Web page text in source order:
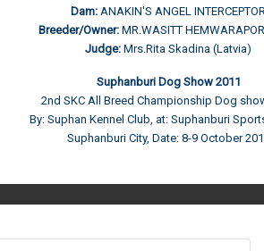
Dam: ANAKIN'S ANGEL
Breeder/Owner:MR.WASITT
Judge: Mrs.Rita Skadina (Latvia)
Suphanburi Dog Show 2011
2nd SKC All Breed Championship Dog
By: Suphan Kennel Club, at: Suphanburi
Suphanburi City, Date: 8-9 October